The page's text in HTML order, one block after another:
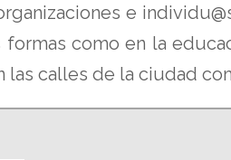
e
como en la
las calles de la ciudad